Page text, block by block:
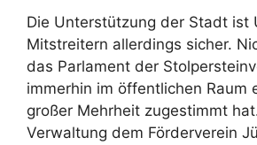
Die Unterstützung der Stadt ist
Mitstreitern allerdings sicher.
das Parlament der
immerhin im öffentlichen Raum
großer Mehrheit zugestimmt
Verwaltung dem Förderverein